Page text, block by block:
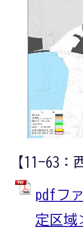
【11-63：
pdfフ
定区域